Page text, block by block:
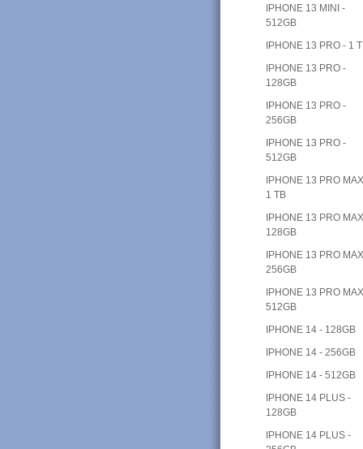
IPHONE 13 MINI -
512GB
IPHONE 13 PRO - 1
IPHONE 13 PRO -
128GB
IPHONE 13 PRO -
256GB
IPHONE 13 PRO -
512GB
IPHONE 13 PRO
1 TB
IPHONE 13 PRO
128GB
IPHONE 13 PRO
256GB
IPHONE 13 PRO
512GB
IPHONE 14 - 128GB
IPHONE 14 - 256GB
IPHONE 14 - 512GB
IPHONE 14 PLUS -
128GB
IPHONE 14 PLUS -